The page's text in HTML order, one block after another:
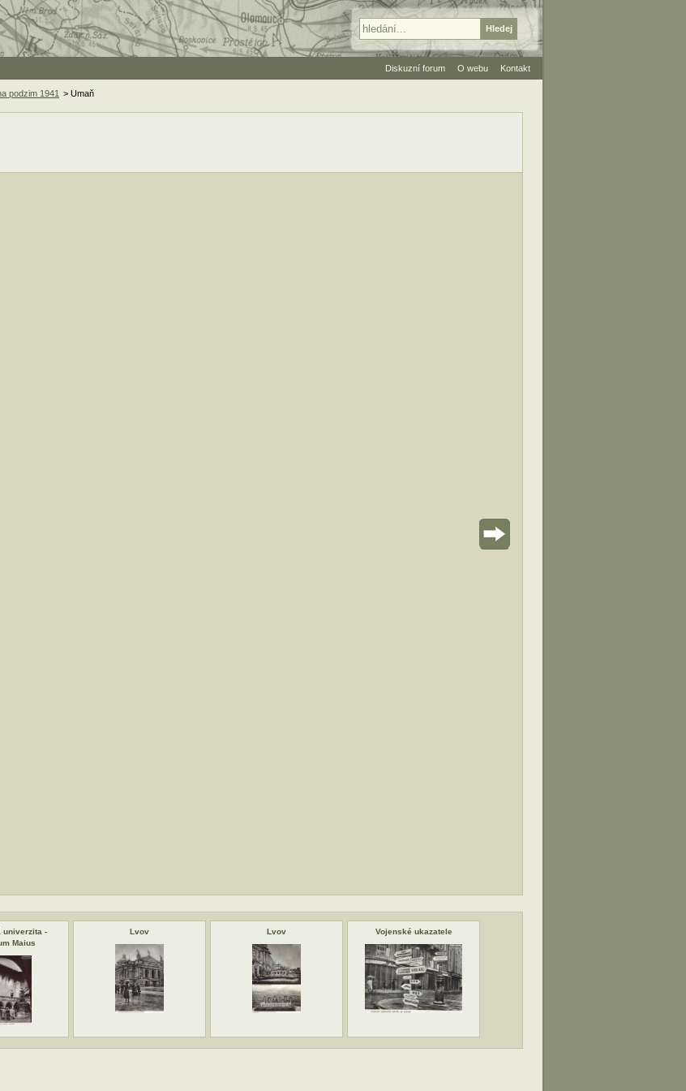
univerzita -
Maius
Lvov Lvov Vojenské ukazatele
podzim 1941 > Umaň
Diskuzní forum O webu Kontakt